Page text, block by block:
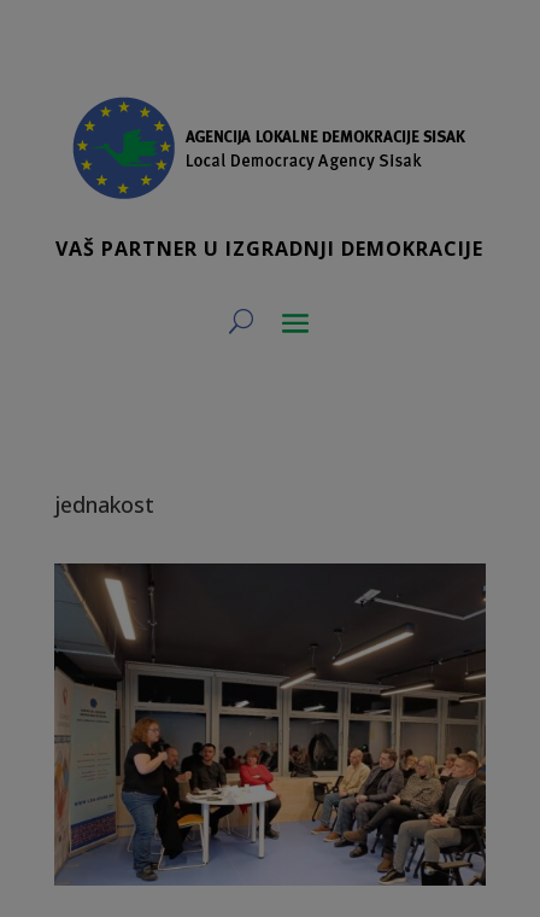
VAŠ PARTNER U IZGRADNJI DEMOKRACIJE
jednakost